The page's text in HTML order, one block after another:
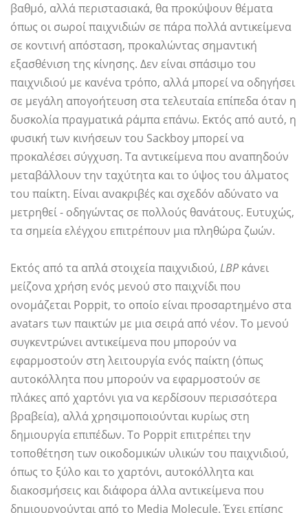
βαθμό, αλλά περιστασιακά, θα προκύψουν θέματα
όπως οι σωροί παιχνιδιών σε πάρα πολλά αντικείμενα
σε κοντινή απόσταση, προκαλώντας σημαντική
εξασθένιση της κίνησης. Δεν είναι σπάσιμο του
παιχνιδιού με κανένα τρόπο, αλλά μπορεί να οδηγήσει
σε μεγάλη απογοήτευση στα τελευταία επίπεδα όταν η
δυσκολία πραγματικά ράμπα επάνω. Εκτός από αυτό, η
φυσική των κινήσεων του Sackboy μπορεί να
προκαλέσει σύγχυση. Τα αντικείμενα που αναπηδούν
μεταβάλλουν την ταχύτητα και το ύψος του άλματος
του παίκτη. Είναι ανακριβές και σχεδόν αδύνατο να
μετρηθεί - οδηγώντας σε πολλούς θανάτους. Ευτυχώς,
τα σημεία ελέγχου επιτρέπουν μια πληθώρα ζωών.
Εκτός από τα απλά στοιχεία παιχνιδιού, LBP κάνει
μείζονα χρήση ενός μενού στο παιχνίδι που
ονομάζεται Poppit, το οποίο είναι προσαρτημένο στα
avatars των παικτών με μια σειρά από νέον. Το μενού
συγκεντρώνει αντικείμενα που μπορούν να
εφαρμοστούν στη λειτουργία ενός παίκτη (όπως
αυτοκόλλητα που μπορούν να εφαρμοστούν σε
πλάκες από χαρτόνι για να κερδίσουν περισσότερα
βραβεία), αλλά χρησιμοποιούνται κυρίως στη
δημιουργία επιπέδων. Το Poppit επιτρέπει την
τοποθέτηση των οικοδομικών υλικών του παιχνιδιού,
όπως το ξύλο και το χαρτόνι, αυτοκόλλητα και
διακοσμήσεις και διάφορα άλλα αντικείμενα που
δημιουργούνται από το Media Molecule. Έχει επίσης